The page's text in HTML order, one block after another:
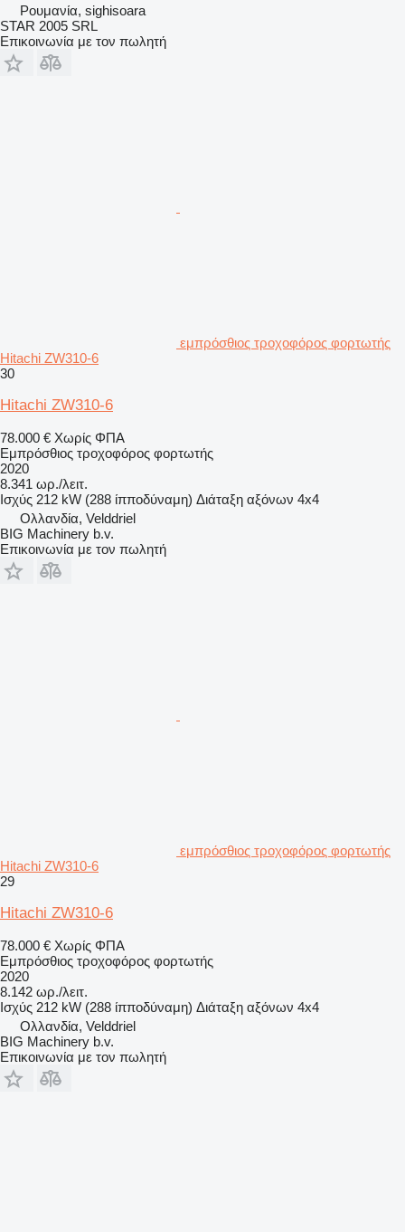
Ρουμανία, sighisoara
STAR 2005 SRL
Επικοινωνία με τον πωλητή
εμπρόσθιος τροχοφόρος φορτωτής
Hitachi ZW310-6
30
Hitachi ZW310-6
78.000 € Χωρίς ΦΠΑ
Εμπρόσθιος τροχοφόρος φορτωτής
2020
8.341 ωρ./λειτ.
Ισχύς 212 kW (288 ίπποδύναμη) Διάταξη αξόνων 4x4
Ολλανδία, Velddriel
BIG Machinery b.v.
Επικοινωνία με τον πωλητή
εμπρόσθιος τροχοφόρος φορτωτής
Hitachi ZW310-6
29
Hitachi ZW310-6
78.000 € Χωρίς ΦΠΑ
Εμπρόσθιος τροχοφόρος φορτωτής
2020
8.142 ωρ./λειτ.
Ισχύς 212 kW (288 ίπποδύναμη) Διάταξη αξόνων 4x4
Ολλανδία, Velddriel
BIG Machinery b.v.
Επικοινωνία με τον πωλητή